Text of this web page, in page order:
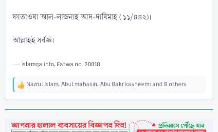
ফাতাওয়া আল-লাজনাহ আদ-দায়িমাহ (১১/৪৪২)।
আল্লাহই সর্বজ্ঞ।
--- islamqa.info, Fatwa no. 20018
R
t
Nazrul Islam, Abul mahasin, Abu Bakr kasheemiand 8 others